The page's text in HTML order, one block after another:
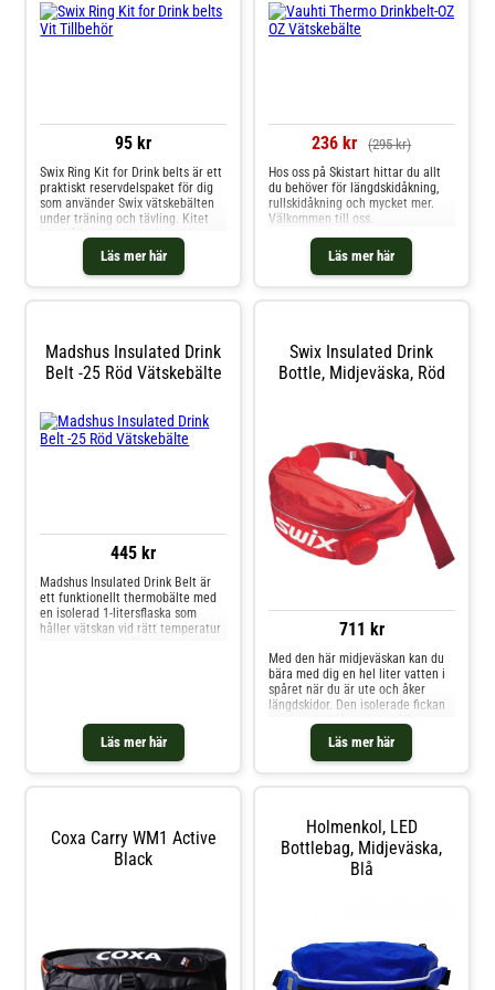
smalare midjemått. L/XL:
Anpassad för vuxna med större
midjemått.
95 kr
Läs mer här
Swix Ring Kit for Drink belts är ett
praktiskt reservdelspaket för dig
som använder Swix vätskebälten
under träning och tävling. Kitet
innehåller två silikonringar – en
liten och en stor – som passar
olika modeller beroende på vilken
typ av drickabälte du har.Ringarna
Belt, SW035 Junior Drink Belt,
RE031 Norge Mix Drink Belt och
SW033 Radiant Drink Belt.
236 kr (295 kr)
Läs mer här
Hos oss på Skistart hittar du allt
du behöver för längdskidåkning,
rullskidåkning och mycket mer.
Välkommen till oss.
Madshus Insulated Drink
Belt -25 Röd Vätskebälte
445 kr
Läs mer här
Madshus Insulated Drink Belt är
ett funktionellt thermobälte med
en isolerad 1-litersflaska som
håller vätskan vid rätt temperatur
förvaringsfack med dragkedja för
nycklar, energi eller mobil. Väskan
är tillverkad i slitstark 600D
Ripstop-polyester med YKK-
Swix Insulated Drink
Bottle, Midjeväska, Röd
711 kr
Läs mer här
Med den här midjeväskan kan du
bära med dig en hel liter vatten i
spåret när du är ute och åker
längdskidor. Den isolerade fickan
vätskan varm eller kall beroende
på vad du har i den. Den lilla
extrafickan gör att du kan ha med
Vätskekapacitet: 1 liter
Coxa Carry WM1 Active
Black
Holmenkol, LED
Bottlebag, Midjeväska,
Blå